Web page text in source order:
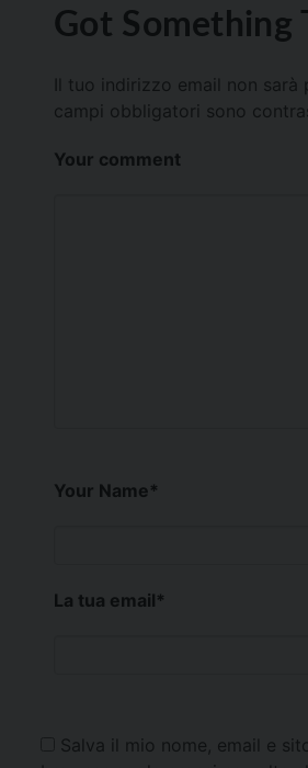
Got Something
Il tuo indirizzo email non sarà
campi obbligatori sono
Your comment
Your Name*
La tua email*
Salva il mio nome, email e